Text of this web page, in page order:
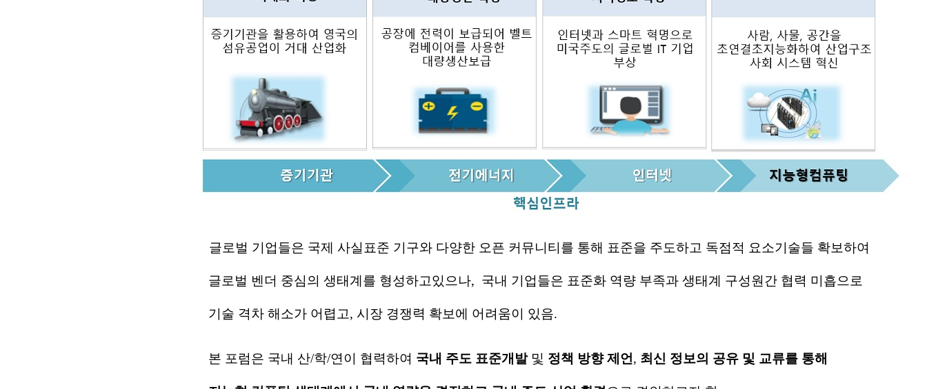
글로벌 기업들은 국제 사실표준 기구와 다양한 오픈 커뮤니티를 통해 표준을 주도하고 독점적 요소기술들 확보하여
글로벌 벤더 중심의 생태계를 형성하고있으나, 국내 기업들은 표준화 역량 부족과 생태계 구성원간 협력 미흡으로
기술 격차 해소가 어렵고, 시장 경쟁력 확보에 어려움이 있음.
본 포럼은 국내 산/학/연이 협력하여 국내 주도 표준개발및 정책 방향 제언, 최신 정보의 공유 및 교류를 통해